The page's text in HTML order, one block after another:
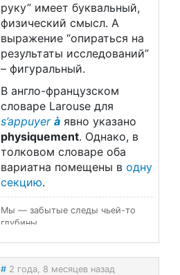
руку” имеет буквальный,
физический смысл. А
выражение “опираться на
результаты исследований”
– фигуральный.
В англо-французском
словаре Larouse для
s’appuyer à явно указано
physiquement. Однако, в
толковом словаре оба
вариатна помещены в одну
секцию.
Мы — забытые следы чьей-то
глубины…
# 2 года, 8 месяцев назад